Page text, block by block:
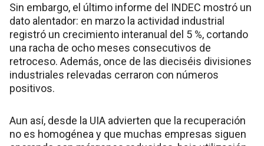
Sin embargo, el último informe del INDEC mostró un
dato alentador: en marzo la actividad industrial
registró un crecimiento interanual del 5 %, cortando
una racha de ocho meses consecutivos de
retroceso. Además, once de las dieciséis divisiones
industriales relevadas cerraron con números
positivos.
Aun así, desde la UIA advierten que la recuperación
no es homogénea y que muchas empresas siguen